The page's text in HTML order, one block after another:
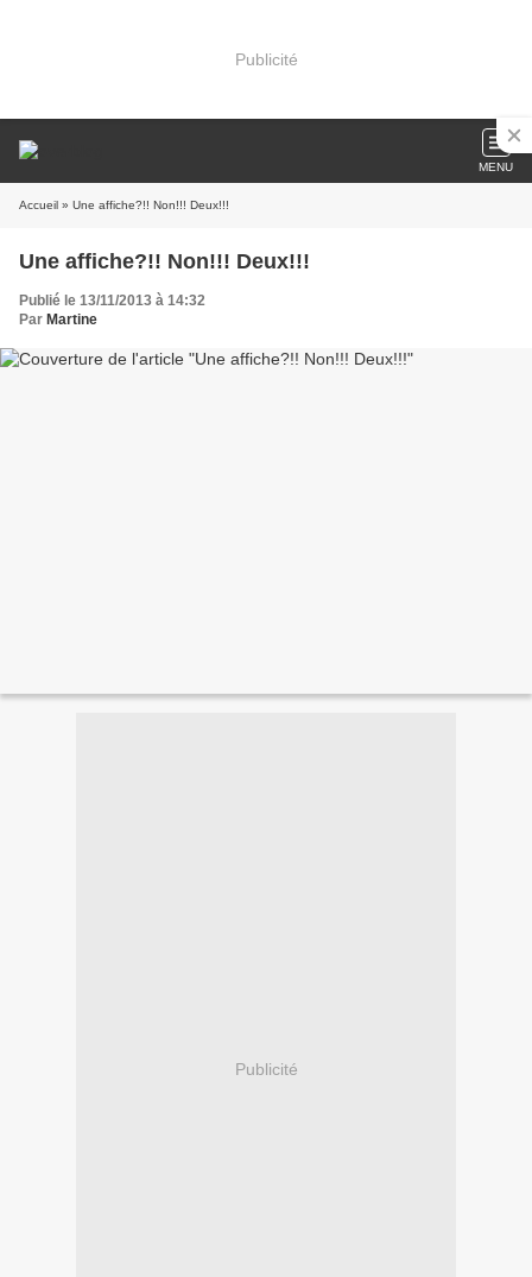
Publicité
MENU
Accueil » Une affiche?!! Non!!! Deux!!!
Une affiche?!! Non!!! Deux!!!
Publié le 13/11/2013 à 14:32
Par Martine
Publicité